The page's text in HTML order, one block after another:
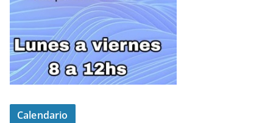
Calendario